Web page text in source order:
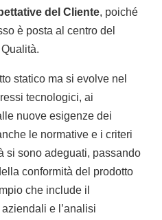
del Cliente, poiché
è posta al centro del
statico ma si evolve nel
tecnologici, ai
nuove esigenze dei
le normative e i criteri
si sono adeguati, passando
conformità del prodotto
che include il
e l’analisi